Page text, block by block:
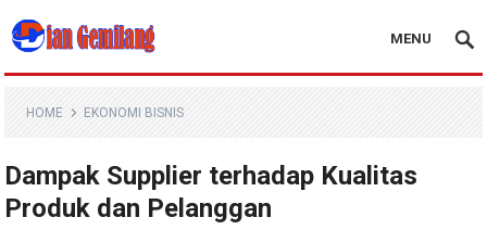
Blog Dian Gemilang
MENU
HOME EKONOMI BISNIS
Dampak Supplier terhadap Kualitas
Produk dan Pelanggan